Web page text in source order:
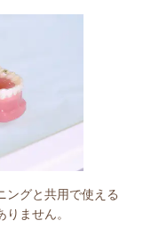
ングと共用で使える
ません。